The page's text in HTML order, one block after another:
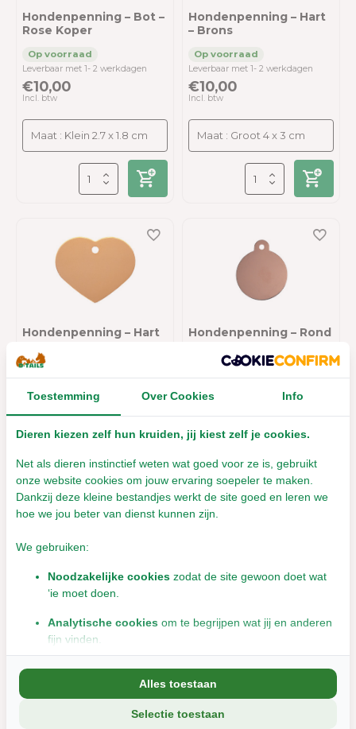
Hondenpenning – Bot –
Rose Koper
Leverbaar met 1- 2 werkdagen
€10,00
Incl. btw
Hondenpenning – Hart
– Brons
Leverbaar met 1- 2 werkdagen
€10,00
Incl. btw
Hondenpenning – Hart
€10,00
Incl. btw
Hondenpenning – Rond
Leverbaar met 1- 2 werkdagen
€10,00
Hondenpenning – Rond
– Rose Koper
Leverbaar met 1- 2 werkdagen
Toestemming Over Cookies Info
Dieren kiezen zelf hun kruiden, jij kiest zelf je cookies.
Net als dieren instinctief weten wat goed voor ze is, gebruikt
onze website cookies om jouw ervaring soepeler te maken.
Dankzij deze kleine bestandjes werkt de site goed en leren we
hoe we jou beter van dienst kunnen zijn.
We gebruiken:
Noodzakelijke cookies zodat de site gewoon doet wat
‘ie moet doen.
Analytische cookies om te begrijpen wat jij en anderen
fijn vinden.
Marketingcookiesom jou relevante informatie en
aanbiedingen te tonen.
We delen soms gegevens met partners (zoals social media en
Selectie toestaan
Alles toestaan